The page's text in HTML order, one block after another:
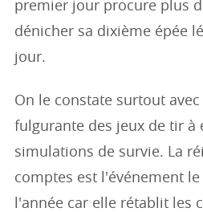
premier jour procure plus
dénicher sa dixième épée
jour.
On le constate surtout
fulgurante des jeux de tir à
simulations de survie. La
comptes est l'événement
l'année car elle rétablit les